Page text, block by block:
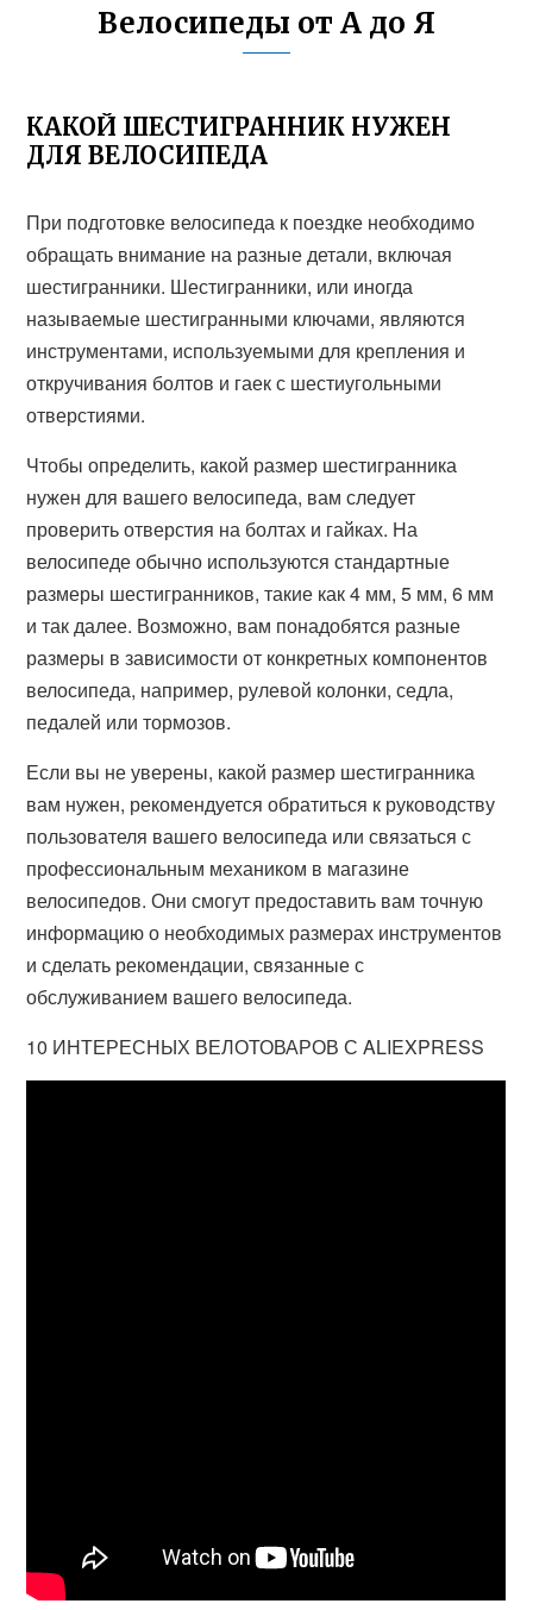
Велосипеды от А до Я
КАКОЙ ШЕСТИГРАННИК НУЖЕН
ДЛЯ ВЕЛОСИПЕДА
При подготовке велосипеда к поездке необходимо
обращать внимание на разные детали, включая
шестигранники. Шестигранники, или иногда
называемые шестигранными ключами, являются
инструментами, используемыми для крепления и
откручивания болтов и гаек с шестиугольными
отверстиями.
Чтобы определить, какой размер шестигранника
нужен для вашего велосипеда, вам следует
проверить отверстия на болтах и гайках. На
велосипеде обычно используются стандартные
размеры шестигранников, такие как 4 мм, 5 мм, 6 мм
и так далее. Возможно, вам понадобятся разные
размеры в зависимости от конкретных компонентов
велосипеда, например, рулевой колонки, седла,
педалей или тормозов.
Если вы не уверены, какой размер шестигранника
вам нужен, рекомендуется обратиться к руководству
пользователя вашего велосипеда или связаться с
профессиональным механиком в магазине
велосипедов. Они смогут предоставить вам точную
информацию о необходимых размерах инструментов
и сделать рекомендации, связанные с
обслуживанием вашего велосипеда.
10 ИНТЕРЕСНЫХ ВЕЛОТОВАРОВ С ALIEXPRESS